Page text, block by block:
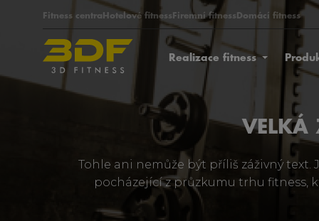
Fitness centra Hotelové fitness Firemní fitness Domácí fitness
Realizace fitness
VELKÁ
Tohle ani nemůže být příliš záživný text.
pocházející z průzkumu trhu fitness,